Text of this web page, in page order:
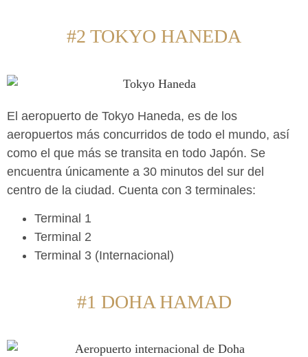
#2 TOKYO HANEDA
El aeropuerto de Tokyo Haneda, es de los
aeropuertos más concurridos de todo el mundo, así
como el que más se transita en todo Japón. Se
encuentra únicamente a 30 minutos del sur del
centro de la ciudad. Cuenta con 3 terminales:
Terminal 1
Terminal 2
Terminal 3 (Internacional)
#1 DOHA HAMAD